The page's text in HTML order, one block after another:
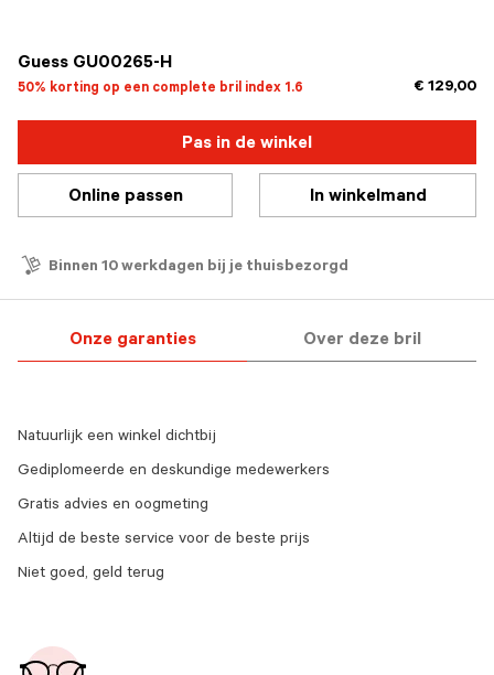
Guess GU00265-H
50% korting op een complete bril index 1.6 € 129,00
Pas in de winkel
Online passen In winkelmand
Binnen 10 werkdagen bij je thuisbezorgd
Onze garanties Over deze bril
Natuurlijk een winkel dichtbij
Gediplomeerde en deskundige medewerkers
Gratis advies en oogmeting
Altijd de beste service voor de beste prijs
Niet goed, geld terug